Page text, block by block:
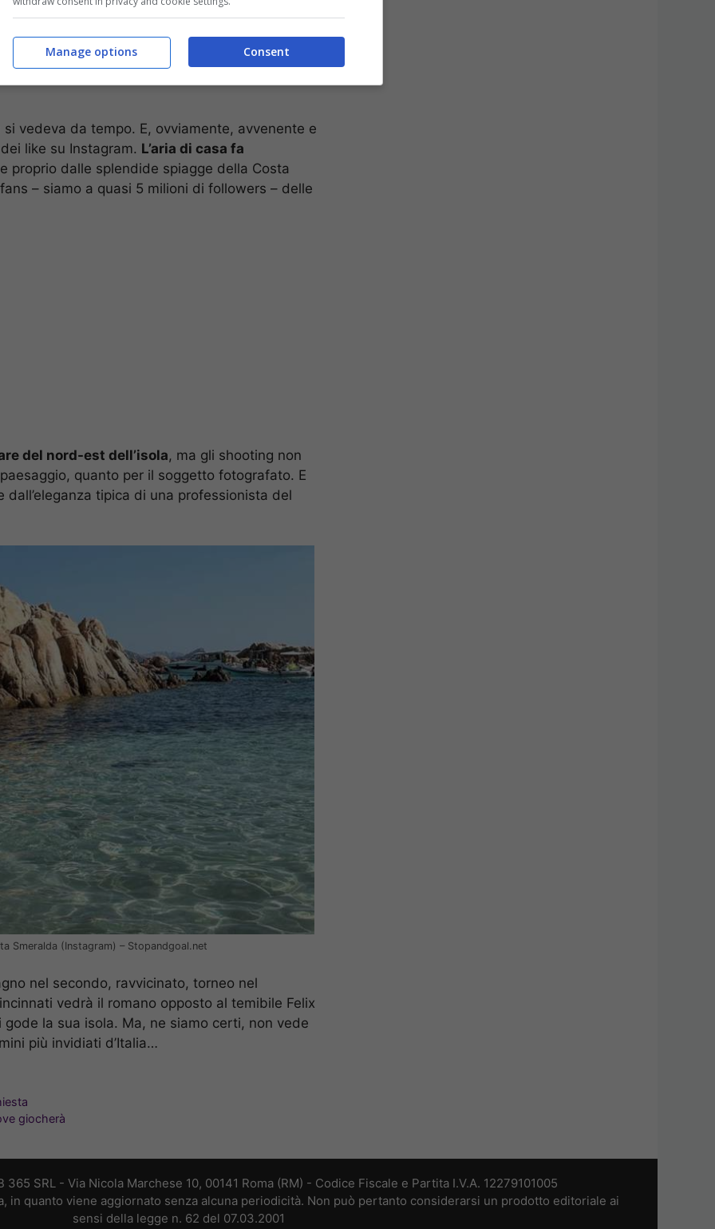
che mai: l’aria di casa fa
vedeva da tempo. E, ovviamente, avvenente e
like su Instagram. L’aria di casa fa
proprio dalle splendide spiagge della Costa
– siamo a quasi 5 milioni di followers – delle
del nord-est dell’isola, ma gli shooting non
quanto per il soggetto fotografato. E
tipica di una professionista del
Smeralda (Instagram) – Stopandgoal.net
nel secondo, ravvicinato, torneo nel
vedrà il romano opposto al temibile Felix
la sua isola. Ma, ne siamo certi, non vede
più invidiati d’Italia…
giocherà
SRL - Via Nicola Marchese 10, 00141 Roma (RM) - Codice Fiscale e Partita I.V.A. 12279101005
in quanto viene aggiornato senza alcuna periodicità. Non può pertanto considerarsi un prodotto editoriale ai
sensi della legge n. 62 del 07.03.2001
Consent
Manage options